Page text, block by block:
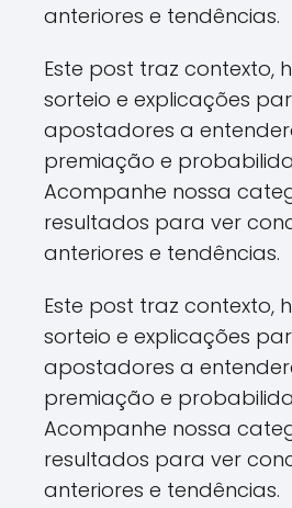
anteriores e tendências.
Este post traz contexto,
sorteio e explicações
apostadores a
premiação e
Acompanhe nossa
resultados para ver
anteriores e tendências.
Este post traz contexto,
sorteio e explicações
apostadores a
premiação e
Acompanhe nossa
resultados para ver
anteriores e tendências.